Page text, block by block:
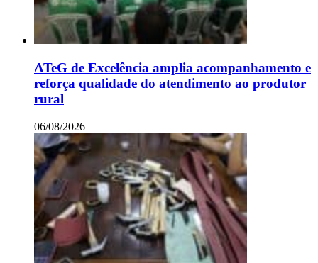
ATeG de Excelência amplia acompanhamento e
reforça qualidade do atendimento ao produtor
rural
06/08/2026